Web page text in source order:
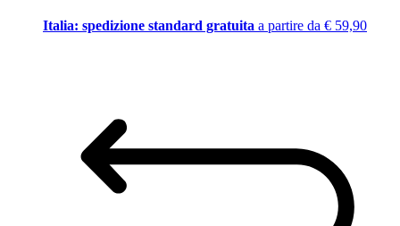
Italia: spedizione standard gratuita a partire da € 59,90